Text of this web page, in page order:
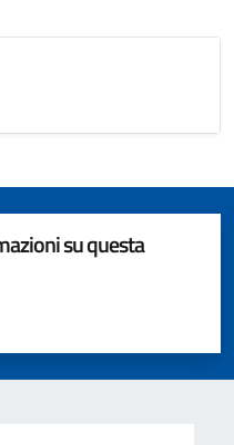
su questa
5